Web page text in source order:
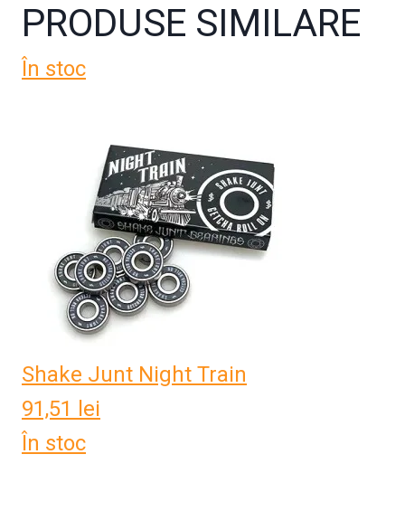
PRODUSE SIMILARE
În stoc
Shake Junt Night Train
91,51
lei
În stoc